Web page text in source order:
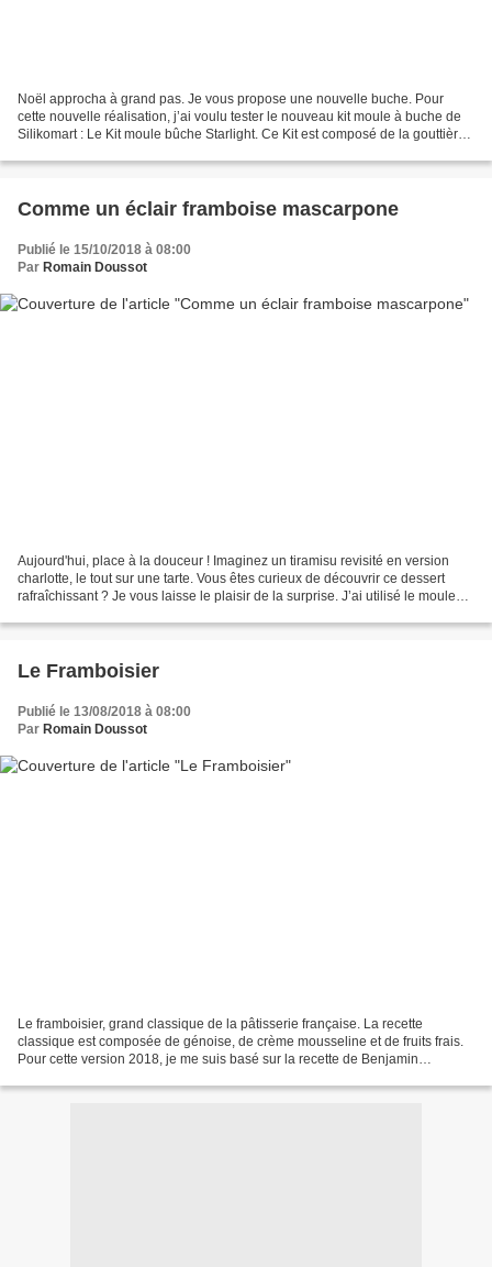
Noël approcha à grand pas. Je vous propose une nouvelle buche. Pour
cette nouvelle réalisation, j’ai voulu tester le nouveau kit moule à buche de
Silikomart : Le Kit moule bûche Starlight. Ce Kit est composé de la gouttière
Comme un éclair framboise mascarpone
Publié le 15/10/2018 à 08:00
Par Romain Doussot
Aujourd'hui, place à la douceur ! Imaginez un tiramisu revisité en version
charlotte, le tout sur une tarte. Vous êtes curieux de découvrir ce dessert
rafraîchissant ? Je vous laisse le plaisir de la surprise. J’ai utilisé le moule
Le Framboisier
Publié le 13/08/2018 à 08:00
Par Romain Doussot
Le framboisier, grand classique de la pâtisserie française. La recette
classique est composée de génoise, de crème mousseline et de fruits frais.
Pour cette version 2018, je me suis basé sur la recette de Benjamin